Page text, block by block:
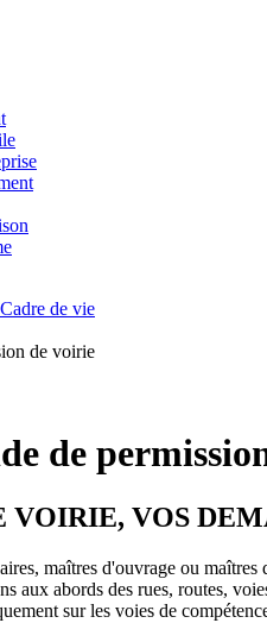
de vie
de voirie
de
VOIRIE, VOS
maîtres d'ouvrage ou
aux abords des rues, routes,
sur les voies de